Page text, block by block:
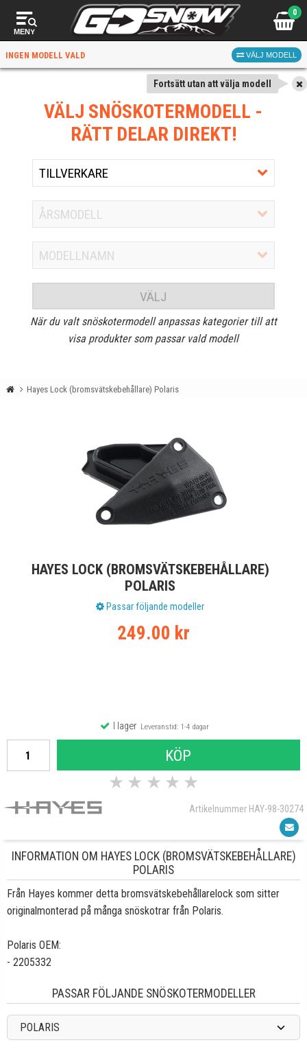
MENY
0
INGEN MODELL VALD VÄLJ MODELL
Fortsätt utan att välja modell
VÄLJ SNÖSKOTERMODELL -
RÄTT DELAR DIREKT!
VÄLJ
När du valt snöskotermodell anpassas kategorier till att
visa produkter som passar vald modell
Hayes Lock (bromsvätskebehållare) Polaris
HAYES LOCK (BROMSVÄTSKEBEHÅLLARE)
POLARIS
Passar följande modeller
249.00 kr
I lagerLeveranstid: 1-4 dagar
KÖP
★ ★ ★ ★ ★
Artikelnummer HAY-98-30274
INFORMATION OM HAYES LOCK (BROMSVÄTSKEBEHÅLLARE)
POLARIS
Från Hayes kommer detta bromsvätskebehållarelock som sitter
originalmonterad på många snöskotrar från Polaris.
Polaris OEM:
- 2205332
PASSAR FÖLJANDE SNÖSKOTERMODELLER
POLARIS